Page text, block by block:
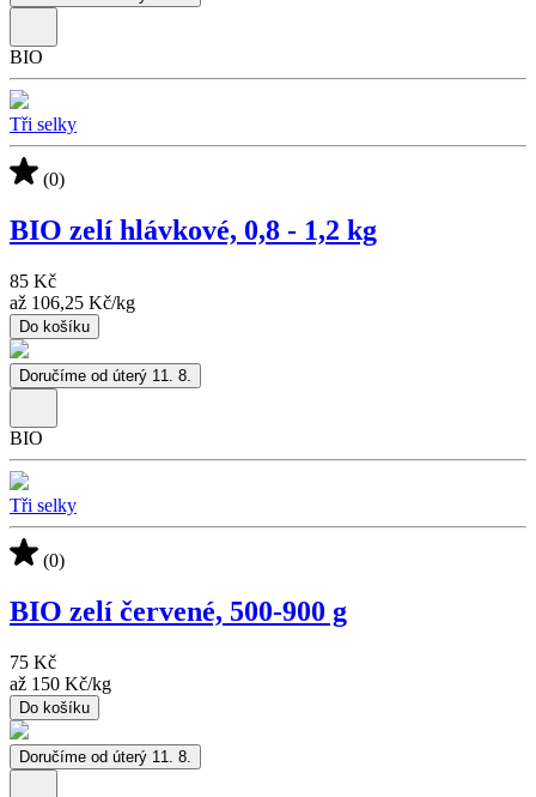
BIO
Tři selky
(0)
BIO zelí hlávkové, 0,8 - 1,2 kg
85 Kč
až 106,25 Kč/kg
Do košíku
Doručíme od úterý 11. 8.
BIO
Tři selky
(0)
BIO zelí červené, 500-900 g
75 Kč
až 150 Kč/kg
Do košíku
Doručíme od úterý 11. 8.